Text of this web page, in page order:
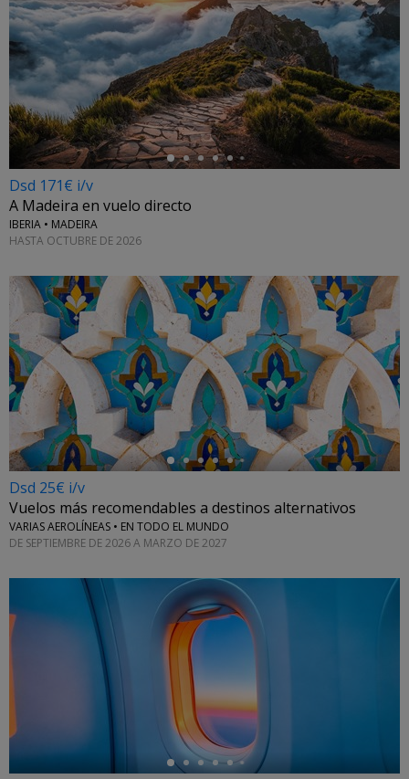
←
Dsd 171€ i/v
A Madeira en vuelo directo
IBERIA • MADEIRA
HASTA OCTUBRE DE 2026
←
Dsd 25€ i/v
Vuelos más recomendables a destinos alternativos
VARIAS AEROLÍNEAS • EN TODO EL MUNDO
DE SEPTIEMBRE DE 2026 A MARZO DE 2027